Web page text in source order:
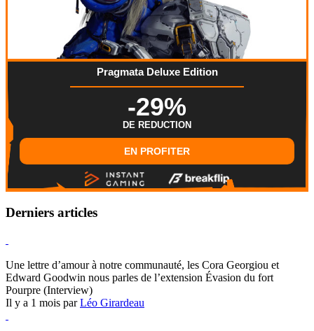
Pragmata Deluxe Edition
-29%
DE REDUCTION
EN PROFITER
Derniers articles
Une lettre d’amour à notre communauté, les Cora Georgiou et
Edward Goodwin nous parles de l’extension Évasion du fort
Pourpre (Interview)
Il y a 1 mois parLéo Girardeau